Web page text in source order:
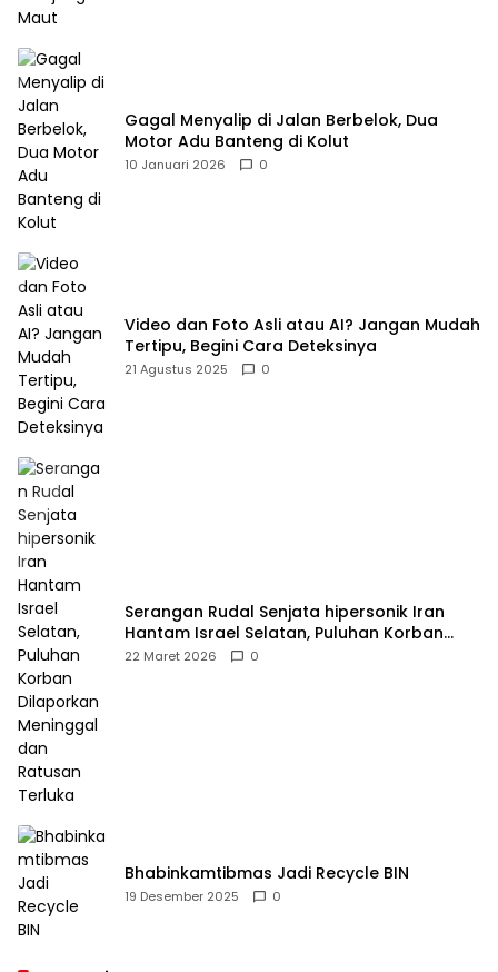
Gagal Menyalip di Jalan Berbelok, Dua
Motor Adu Banteng di Kolut
10 Januari 2026 0
Video dan Foto Asli atau AI? Jangan Mudah
Tertipu, Begini Cara Deteksinya
21 Agustus 2025 0
Serangan Rudal Senjata hipersonik Iran
Hantam Israel Selatan, Puluhan Korban
Dilaporkan Meninggal dan Ratusan Terluka
22 Maret 2026 0
Bhabinkamtibmas Jadi Recycle BIN
19 Desember 2025 0